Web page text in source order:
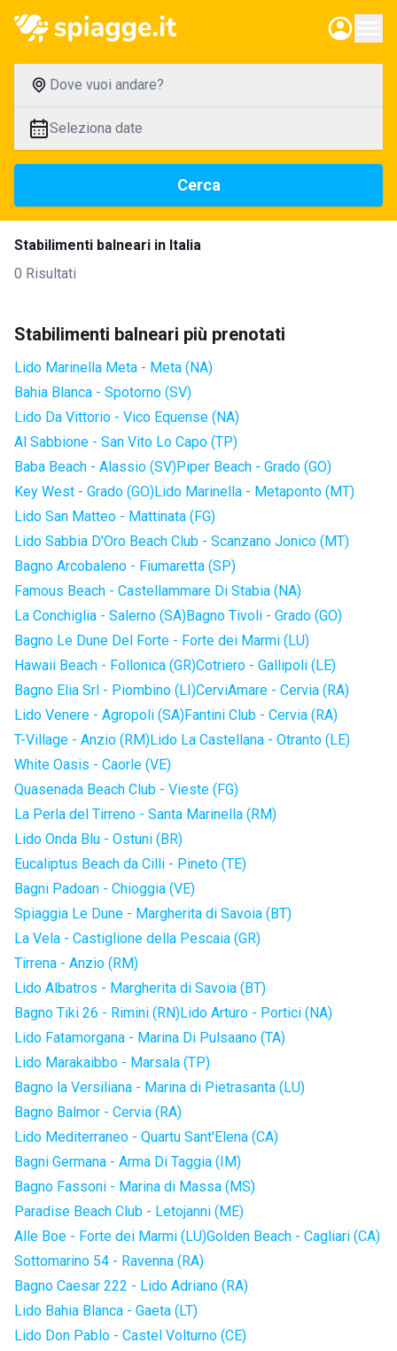
Dove vuoi andare?
Seleziona date
Cerca
Stabilimenti balneari in Italia
0 Risultati
Stabilimenti balneari più prenotati
Lido Marinella Meta - Meta (NA)
Bahia Blanca - Spotorno (SV)
Lido Da Vittorio - Vico Equense (NA)
Al Sabbione - San Vito Lo Capo (TP)
Baba Beach - Alassio (SV)Piper Beach - Grado (GO)
Key West - Grado (GO)Lido Marinella - Metaponto (MT)
Lido San Matteo - Mattinata (FG)
Lido Sabbia D'Oro Beach Club - Scanzano Jonico (MT)
Bagno Arcobaleno - Fiumaretta (SP)
Famous Beach - Castellammare Di Stabia (NA)
La Conchiglia - Salerno (SA)Bagno Tivoli - Grado (GO)
Bagno Le Dune Del Forte - Forte dei Marmi (LU)
Hawaii Beach - Follonica (GR)Cotriero - Gallipoli (LE)
Bagno Elia Srl - Piombino (LI)CerviAmare - Cervia (RA)
Lido Venere - Agropoli (SA)Fantini Club - Cervia (RA)
T-Village - Anzio (RM)Lido La Castellana - Otranto (LE)
White Oasis - Caorle (VE)
Quasenada Beach Club - Vieste (FG)
La Perla del Tirreno - Santa Marinella (RM)
Lido Onda Blu - Ostuni (BR)
Eucaliptus Beach da Cilli - Pineto (TE)
Bagni Padoan - Chioggia (VE)
Spiaggia Le Dune - Margherita di Savoia (BT)
La Vela - Castiglione della Pescaia (GR)
Tirrena - Anzio (RM)
Lido Albatros - Margherita di Savoia (BT)
Bagno Tiki 26 - Rimini (RN)Lido Arturo - Portici (NA)
Lido Fatamorgana - Marina Di Pulsaano (TA)
Lido Marakaibbo - Marsala (TP)
Bagno la Versiliana - Marina di Pietrasanta (LU)
Bagno Balmor - Cervia (RA)
Lido Mediterraneo - Quartu Sant'Elena (CA)
Bagni Germana - Arma Di Taggia (IM)
Bagno Fassoni - Marina di Massa (MS)
Paradise Beach Club - Letojanni (ME)
Alle Boe - Forte dei Marmi (LU)Golden Beach - Cagliari (CA)
Sottomarino 54 - Ravenna (RA)
Bagno Caesar 222 - Lido Adriano (RA)
Lido Bahia Blanca - Gaeta (LT)
Lido Don Pablo - Castel Volturno (CE)